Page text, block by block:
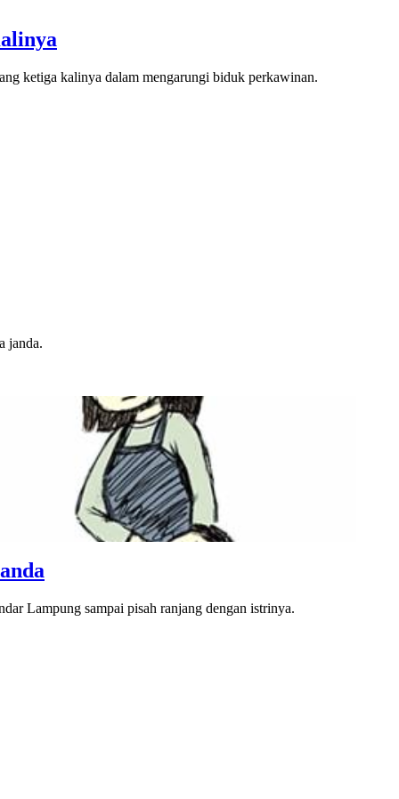
ketiga kalinya dalam mengarungi biduk perkawinan.
janda.
Lampung sampai pisah ranjang dengan istrinya.